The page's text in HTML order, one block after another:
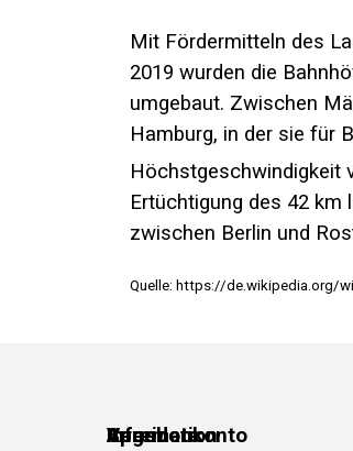
Mit Fördermitteln des
2019 wurden die
umgebaut. Zwischen
Hamburg, in der sie für
Höchstgeschwindigkeit
Ertüchtigung des 42 km
zwischen Berlin und
Quelle: https://de.wikipedia.org/
Verein
Spendenkonto
Information
Angebote